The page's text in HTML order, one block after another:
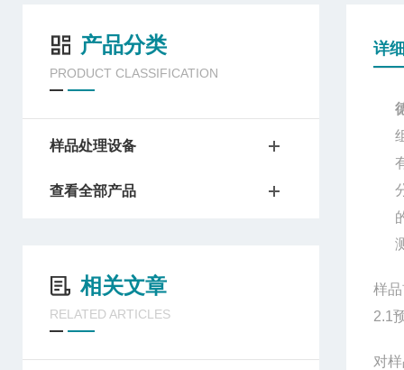
产品分类
PRODUCT CLASSIFICATION
样品处理设备
查看全部产品
相关文章
RELATED ARTICLES
详
样
2.1
对